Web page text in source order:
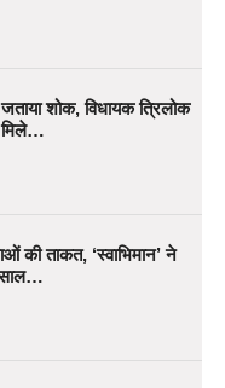
शोक, विधायक त्रिलोक
मिले…
की ताकत, ‘स्वाभिमान’ ने